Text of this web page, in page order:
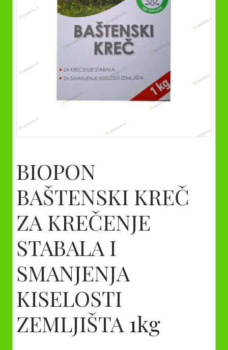
BIOPON
BAŠTENSKI KREČ
ZA KREČENJE
STABALA I
SMANJENJA
KISELOSTI
ZEMLJIŠTA 1kg